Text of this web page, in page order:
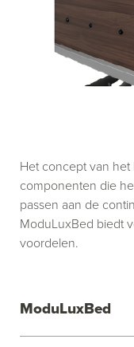
ModuLuxBed
Het concept van
componenten die
passen aan de
ModuLuxBed biedt
voordelen.